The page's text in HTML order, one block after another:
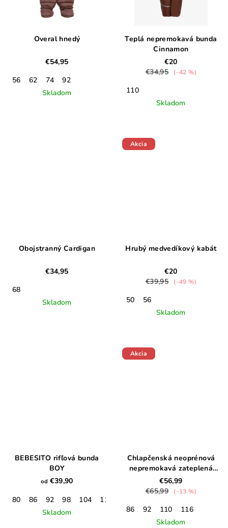
Overal hnedý
€54,95
56
62 74
92
Skladom
Teplá nepremokavá bunda
Cinnamon
€20
€34,95
(–42 %)
110
Skladom
Obojstranný Cardigan
€34,95
68
Skladom
Akcia
Hrubý medvedíkový kabát
€20
€39,95
(–49 %)
50
56
Skladom
BEBESITO rifľová bunda
BOY
od €39,90
80
86 92 98 104 110
Skladom
Akcia
Chlapčenská neoprénová
nepremokavá zateplená
bunda Dino
€56,99
€65,99
(–13 %)
86 92 110
116
Skladom